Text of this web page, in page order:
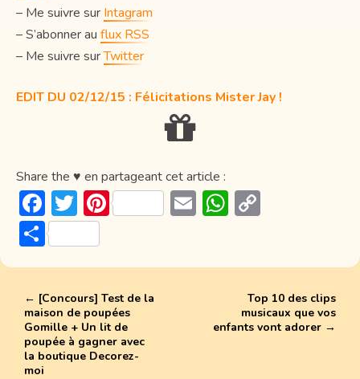
– Me suivre sur Intagram
– S’abonner au flux RSS
– Me suivre surTwitter
EDIT DU 02/12/15 : Félicitations Mister Jay !
Share the ♥ en partageant cet article :
F
ac
e
o
ok
T
w
itt
Pi
st
E W
A
p
Li
n
P
ar
ta
g
er
← [Concours] Test de la
maison de poupées
Gomille + Un lit de
poupée à gagner avec
la boutique Decorez-
moi
Top 10 des clips
musicaux que vos
enfants vont adorer →